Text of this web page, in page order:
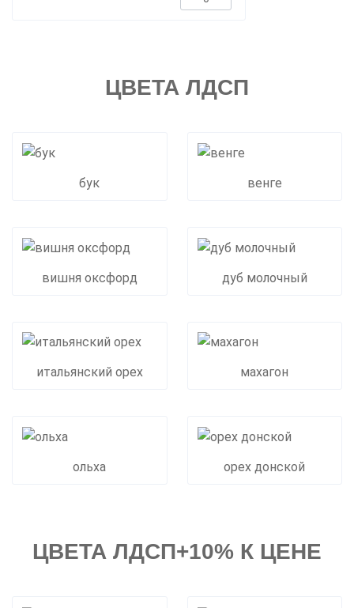
ЦВЕТА ЛДСП
бук венге
вишня оксфорд дуб молочный
итальянский орех махагон
ольха орех донской
ЦВЕТА ЛДСП+10% К ЦЕНЕ